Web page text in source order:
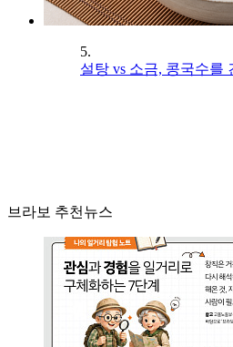
5.
설탕 vs 소금, 콩국수를
브라보 추천뉴스